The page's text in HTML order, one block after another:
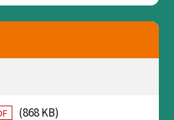
(868 KB)